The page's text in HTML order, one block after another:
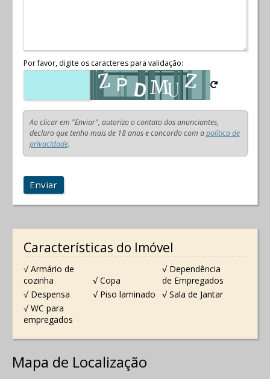
Por favor, digite os caracteres para validação:
Ao clicar em "Enviar", autorizo o contato dos anunciantes,
declaro que tenho mais de 18 anos e concordo com apolítica de
privacidade.
Enviar
Características do Imóvel
√ Armário de
cozinha
√ Copa
√ Dependência
de Empregados
√ Despensa
√ Piso laminado
√ Sala de Jantar
√ WC para
empregados
Mapa de Localização